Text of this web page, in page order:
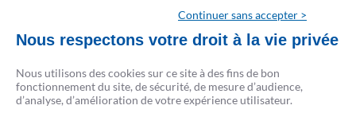
Les propositions de crédit sont faites par CRÉSERFI, la société de financement du
CSF (SA au capital de 56 406 136 € - RCS Paris B 303 477 319 - courtier
rue du Faubourg Poissonnière 75009 Paris) et ses partenaires prêteurs.
CRÉSERFI intervient en qualité d’intermédiaire de crédit non exclusif de plusieurs
établissements de crédit. Il apporte son concours à la réalisation d’opérations de
Continuer sans accepter >
Nous respectons votre droit à la vie privée
Nous utilisons des cookies sur ce site à des fins de bon
fonctionnement du site, de sécurité, de mesure d’audience,
d’analyse, d’amélioration de votre expérience utilisateur.